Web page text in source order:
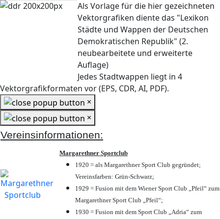
Als Vorlage für die hier gezeichneten
Vektorgrafiken diente das "Lexikon
Städte und Wappen der Deutschen
Demokratischen Republik" (2.
neubearbeitete und erweiterte
Auflage)
Jedes Stadtwappen liegt in 4
Vektorgrafikformaten vor (EPS, CDR, AI, PDF).
×
×
Vereinsinformationen:
Margarethner Sportclub
1920 = als Margarethner Sport Club gegründet;
Vereinsfarben: Grün-Schwarz;
1929 = Fusion mit dem Wiener Sport Club „Pfeil“ zum
Margarethner Sport Club „Pfeil“;
1930 = Fusion mit dem Sport Club „Adria“ zum